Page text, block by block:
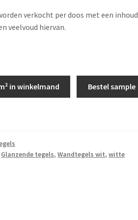
verkocht per doos met een inhoud
veelvoud hiervan.
in winkelmand
Bestel sample
Glanzende tegels,Wandtegels wit,witte